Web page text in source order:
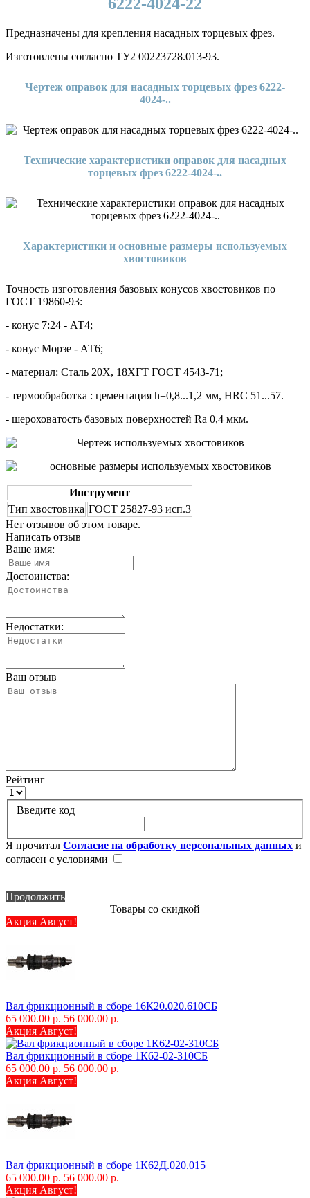
Предназначены для крепления насадных торцевых фрез.
Изготовлены согласно ТУ2 00223728.013-93.
Чертеж оправок для насадных торцевых фрез 6222-
4024-..
Технические характеристики оправок для насадных
торцевых фрез 6222-4024-..
Характеристики и основные размеры используемых
хвостовиков
Точность изготовления базовых конусов хвостовиков по
ГОСТ 19860-93:
- конус 7:24 - АТ4;
- конус Морзе - АТ6;
- материал: Сталь 20Х, 18ХГТ ГОСТ 4543-71;
- термообработка : цементация h=0,8...1,2 мм, HRC 51...57.
- шероховатость базовых поверхностей Ra 0,4 мкм.
Инструмент
Тип хвостовика ГОСТ 25827-93 исп.3
Нет отзывов об этом товаре.
Написать отзыв
Ваше имя:
Достоинства:
Недостатки:
Ваш отзыв
Рейтинг
Введите код
Я прочитал Согласие на обработку персональных данных и
согласен с условиями
Продолжить
Товары со скидкой
Акция Август!
Вал фрикционный в сборе 16К20.020.610СБ
65 000.00 р. 56 000.00 р.
Акция Август!
Вал фрикционный в сборе 1К62-02-310СБ
65 000.00 р. 56 000.00 р.
Акция Август!
Вал фрикционный в сборе 1К62Д.020.015
65 000.00 р. 56 000.00 р.
Акция Август!